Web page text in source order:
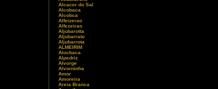
Alcacer do Sal
Alcobaca
Alcobca
Alfeizerao
Alfezeirao
Aljubarotta
Aljubarrato
Aljubarrota
ALMEIRIM
Alocbaca
Alpedriz
Alvorge
Alvorninha
Amor
Amoreira
Areia Branca